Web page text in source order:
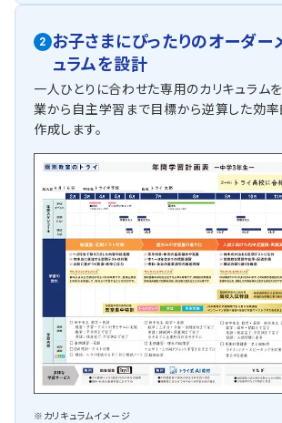
2 お子さまにぴったりのオーダー
ュラムを設計
一人ひとりに合わせた専用のカリキュラム
業から自主学習まで目標から逆算した効
作成します。
※カリキュラムイメージ